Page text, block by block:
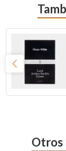
Otros